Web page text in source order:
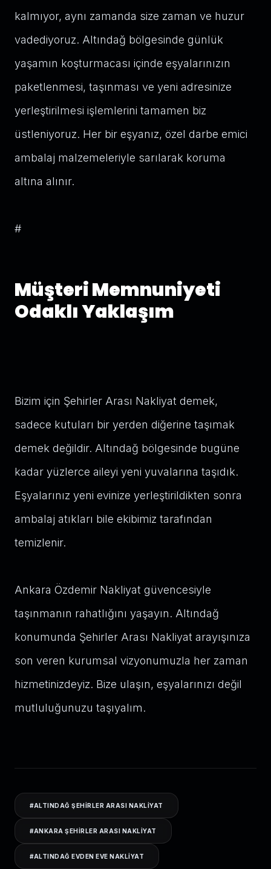
kalmıyor, aynı zamanda size zaman ve huzur
vadediyoruz. Altındağ bölgesinde günlük
yaşamın koşturmacası içinde eşyalarınızın
paketlenmesi, taşınması ve yeni adresinize
yerleştirilmesi işlemlerini tamamen biz
üstleniyoruz. Her bir eşyanız, özel darbe emici
ambalaj malzemeleriyle sarılarak koruma
altına alınır.
#
Müşteri Memnuniyeti
Odaklı Yaklaşım
Bizim için Şehirler Arası Nakliyat demek,
sadece kutuları bir yerden diğerine taşımak
demek değildir. Altındağ bölgesinde bugüne
kadar yüzlerce aileyi yeni yuvalarına taşıdık.
Eşyalarınız yeni evinize yerleştirildikten sonra
ambalaj atıkları bile ekibimiz tarafından
temizlenir.
Ankara Özdemir Nakliyat güvencesiyle
taşınmanın rahatlığını yaşayın. Altındağ
konumunda Şehirler Arası Nakliyat arayışınıza
son veren kurumsal vizyonumuzla her zaman
hizmetinizdeyiz. Bize ulaşın, eşyalarınızı değil
mutluluğunuzu taşıyalım.
#ALTINDAĞ ŞEHIRLER ARASI NAKLIYAT
#ANKARA ŞEHIRLER ARASI NAKLIYAT
#ALTINDAĞ EVDEN EVE NAKLIYAT